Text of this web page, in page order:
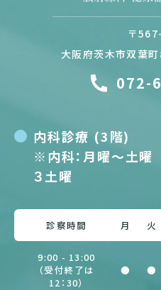
〒
大阪府茨木市双葉
072-
内科診療 (3階)
※内科：月曜〜土曜
３土曜
診察時間 月 火
9:00 - 13:00
（受付終了は
12：30）
● ●